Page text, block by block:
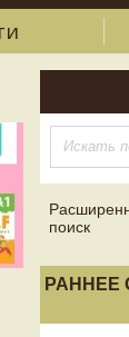
поиск
РАННЕЕ